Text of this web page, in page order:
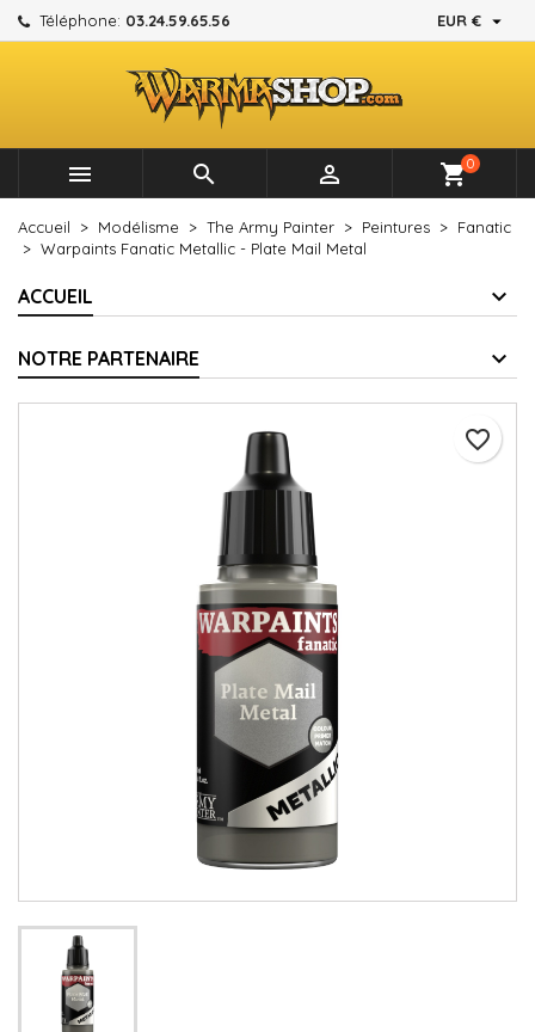
Téléphone: 03.24.59.65.56 EUR € 
   shopping_cart0
Accueil Modélisme The Army Painter Peintures
Fanatic
Warpaints Fanatic Metallic - Plate Mail Metal
ACCUEIL
NOTRE PARTENAIRE
favorite_border
Mes listes d'envies ×
Créer une nouvelle liste
Créer une liste d'envies ×
Nom de la liste d'envies
Annuler Créer une liste d'envies
Connexion ×
Vous devez être connecté pour ajouter des produits à
votre liste d'envies.